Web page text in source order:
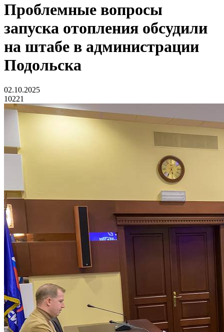
Проблемные вопросы
запуска отопления обсудили
на штабе в администрации
Подольска
02.10.2025
10221